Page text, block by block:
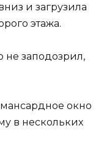
и загрузила
этажа.
не заподозрил,
окно
в нескольких